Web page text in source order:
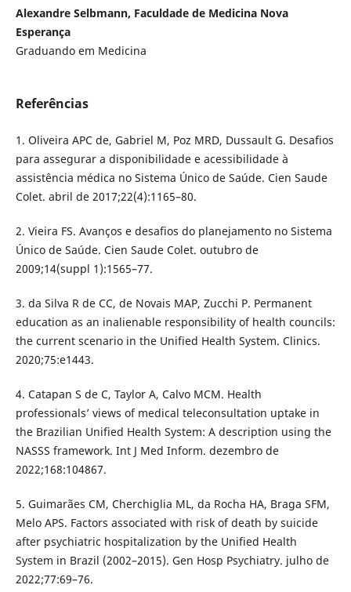
Alexandre Selbmann, Faculdade de Medicina Nova
Esperança
Graduando em Medicina
Referências
1. Oliveira APC de, Gabriel M, Poz MRD, Dussault G. Desafios
para assegurar a disponibilidade e acessibilidade à
assistência médica no Sistema Único de Saúde. Cien Saude
Colet. abril de 2017;22(4):1165–80.
2. Vieira FS. Avanços e desafios do planejamento no Sistema
Único de Saúde. Cien Saude Colet. outubro de
2009;14(suppl 1):1565–77.
3. da Silva R de CC, de Novais MAP, Zucchi P. Permanent
education as an inalienable responsibility of health councils:
the current scenario in the Unified Health System. Clinics.
2020;75:e1443.
4. Catapan S de C, Taylor A, Calvo MCM. Health
professionals’ views of medical teleconsultation uptake in
the Brazilian Unified Health System: A description using the
NASSS framework. Int J Med Inform. dezembro de
2022;168:104867.
5. Guimarães CM, Cherchiglia ML, da Rocha HA, Braga SFM,
Melo APS. Factors associated with risk of death by suicide
after psychiatric hospitalization by the Unified Health
System in Brazil (2002–2015). Gen Hosp Psychiatry. julho de
2022;77:69–76.